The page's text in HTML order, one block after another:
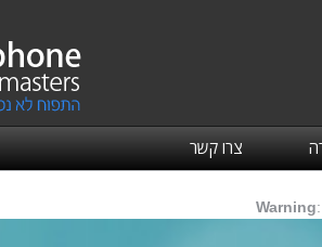
צרו קשר
Warning